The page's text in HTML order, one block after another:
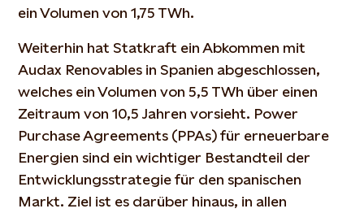
ein Volumen von 1,75 TWh.
Weiterhin hat Statkraft ein Abkommen mit
Audax Renovables in Spanien abgeschlossen,
welches ein Volumen von 5,5 TWh über einen
Zeitraum von 10,5 Jahren vorsieht. Power
Purchase Agreements (PPAs) für erneuerbare
Energien sind ein wichtiger Bestandteil der
Entwicklungsstrategie für den spanischen
Markt. Ziel ist es darüber hinaus, in allen